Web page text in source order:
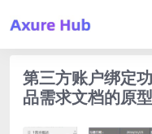
第三方账户绑定
品需求文档的原型